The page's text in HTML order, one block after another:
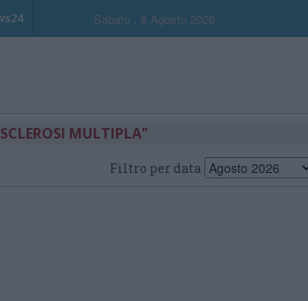
Sabato , 8 Agosto 2026
MULTIPLA"
Filtro per data